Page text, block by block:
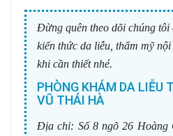
Đừng quên theo dõi chúng tôi
kiến thức da liễu, thẩm mỹ
khi cần thiết nhé.
PHÒNG KHÁM DA LIỄU
VŨ THÁI HÀ
Địa chỉ: Số 8 ngõ 26